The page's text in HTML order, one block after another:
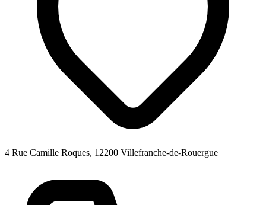
4 Rue Camille Roques, 12200 Villefranche-de-Rouergue